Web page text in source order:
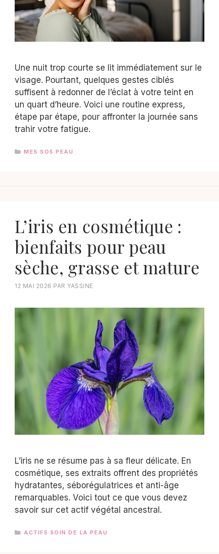
Une nuit trop courte se lit immédiatement sur le
visage. Pourtant, quelques gestes ciblés
suffisent à redonner de l’éclat à votre teint en
un quart d’heure. Voici une routine express,
étape par étape, pour affronter la journée sans
trahir votre fatigue.
CATÉGORIES
MES SOS PEAU
L’iris en cosmétique :
bienfaits pour peau
sèche, grasse et mature
12 MAI 2026 PAR YASSINE
L’iris ne se résume pas à sa fleur délicate. En
cosmétique, ses extraits offrent des propriétés
hydratantes, séborégulatrices et anti-âge
remarquables. Voici tout ce que vous devez
savoir sur cet actif végétal ancestral.
CATÉGORIES
ACTIFS SOIN DE LA PEAU